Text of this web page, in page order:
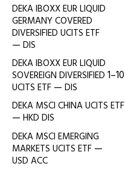
DEKAIBOXXEURLIQUID
GERMANYCOVERED
DIVERSIFIED UCITS ETF
— DIS
DEKAIBOXXEURLIQUID
SOVEREIGN DIVERSIFIED 1–10
UCITS ETF — DIS
DEKA MSCI CHINAUCITS ETF
— HKD DIS
DEKA MSCI EMERGING
MARKETS UCITS ETF —
USD ACC